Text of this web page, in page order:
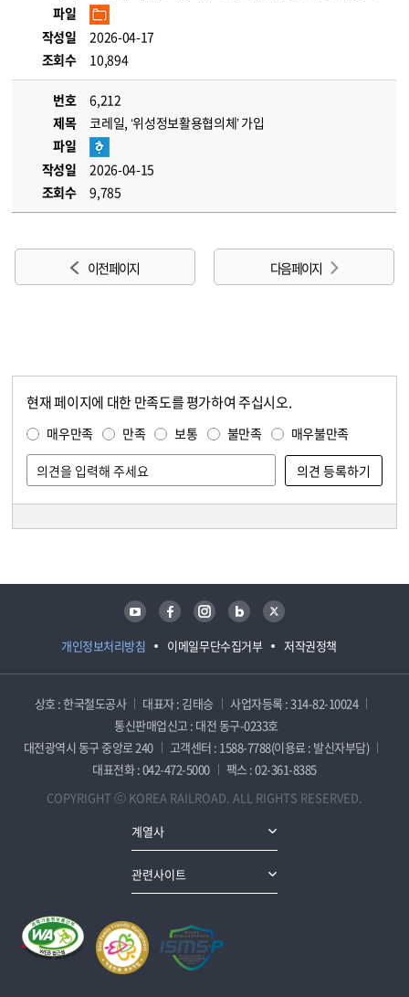
파일
작성일
2026-04-17
조회수
10,894
번호
6,212
제목
코레일, ‘위성정보활용협의체’ 가입
파일
작성일
2026-04-15
조회수
9,785
이전 페이지 다음 페이지
현재 페이지에 대한 만족도를 평가하여 주십시오.
매우만족 만족 보통 불만족 매우불만족
개인정보처리방침 이메일무단수집거부 저작권정책
유튜브 페이스북 인스타그램 블로그 트위터
상호 : 한국철도공사 대표자 : 김태승
사업자등록 : 314-82-10024
통신판매업신고 : 대전 동구-0233호
대전광역시 동구 중앙로 240
고객센터 : 1588-7788(이용료 : 발신자부담)
대표전화 : 042-472-5000
팩스 : 02-361-8385
COPYRIGHT ⓒ KOREA RAILROAD. ALL RIGHTS RESERVED.
계열사
관련사이트